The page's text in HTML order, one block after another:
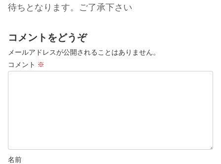
待ちとなります。ご了承下さい
コメントをどうぞ
メールアドレスが公開されることはありません。
コメント ※
名前